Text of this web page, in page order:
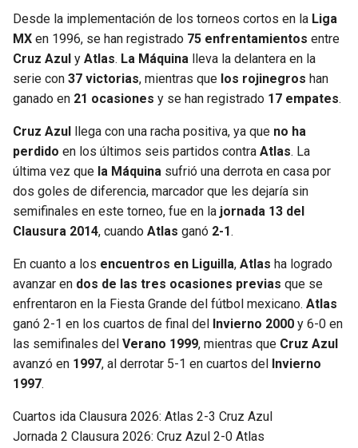
Desde la implementación de los torneos cortos en la Liga
MX en 1996, se han registrado 75 enfrentamientos entre
Cruz Azul y Atlas. La Máquina lleva la delantera en la
serie con 37 victorias, mientras que los rojinegros han
ganado en 21 ocasiones y se han registrado 17 empates.
Cruz Azul llega con una racha positiva, ya que no ha
perdido en los últimos seis partidos contra Atlas. La
última vez que la Máquina sufrió una derrota en casa por
dos goles de diferencia, marcador que les dejaría sin
semifinales en este torneo, fue en la jornada 13 del
Clausura 2014, cuando Atlas ganó 2-1.
En cuanto a los encuentros en Liguilla, Atlas ha logrado
avanzar en dos de las tres ocasiones previas que se
enfrentaron en la Fiesta Grande del fútbol mexicano. Atlas
ganó 2-1 en los cuartos de final del Invierno 2000 y 6-0 en
las semifinales del Verano 1999, mientras que Cruz Azul
avanzó en 1997, al derrotar 5-1 en cuartos del Invierno
1997.
Cuartos ida Clausura 2026: Atlas 2-3 Cruz Azul
Jornada 2 Clausura 2026: Cruz Azul 2-0 Atlas